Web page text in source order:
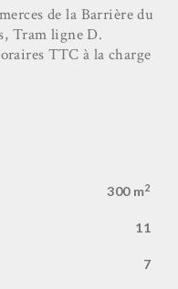
de la Barrière du
Tram ligne D.
TTC à la charge
300 m2
11
7